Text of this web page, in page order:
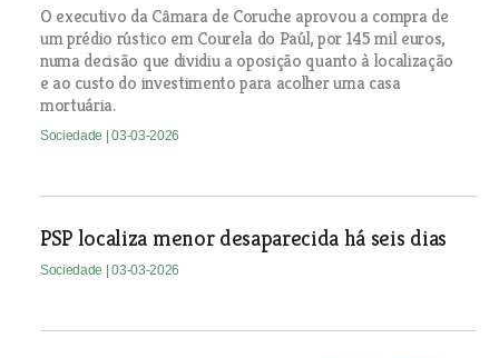
O executivo da Câmara de Coruche aprovou a compra de
um prédio rústico em Courela do Paúl, por 145 mil euros,
numa decisão que dividiu a oposição quanto à localização
e ao custo do investimento para acolher uma casa
mortuária.
Sociedade | 03-03-2026
PSP localiza menor desaparecida há seis dias
Sociedade | 03-03-2026